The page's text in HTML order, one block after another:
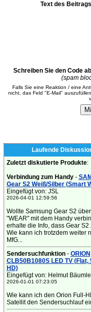
Text des Beitrags
Schreiben Sie den Code ab
(spam
Falls Sie eine Reaktion / eine
nicht, das Feld "E-Mail"
Laufende
Zuletzt diskutierte Produkte:
Verbindung zum Handy-
Gear S2 Weiß/Silber (Smart
Eingefügt von: JSL
2026-04-01 12:59:56
Wollte Samsung Gear S2
"WEAR" mit dem Handy
erhalte die Info, dass Gear S2
Wie kann ich trotzdem weiter
MfG...
Sendersuchfunktion- ORION
CLB50B1080S LED TV (Flat,
HD)
Eingefügt von: Helmut
2026-01-01 07:23:05
Wie kann ich den Orion Full-
Satellit den Sendersuchlauf